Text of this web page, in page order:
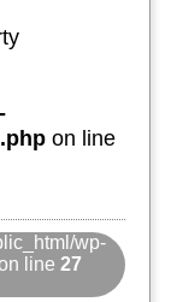
on line
wp-
line27